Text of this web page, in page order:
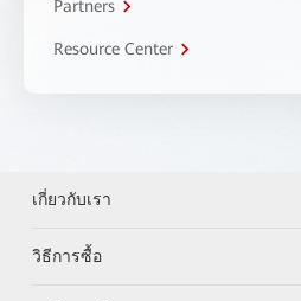
Partners
Resource Center
เกี่ยวกับเรา
วิธีการซื้อ